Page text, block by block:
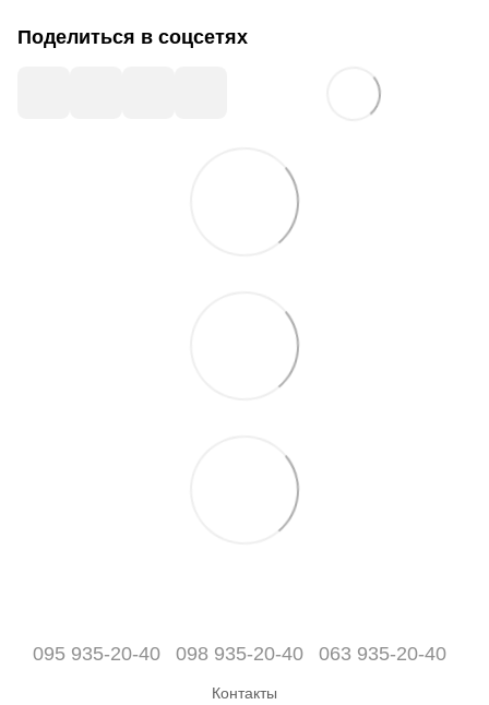
Поделиться в соцсетях
095 935-20-40 098 935-20-40 063 935-20-40
Контакты